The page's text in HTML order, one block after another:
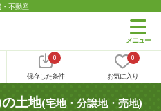
・不動産
0
保存した条件
0
お気に入り
土地(宅地・分譲地・売地)